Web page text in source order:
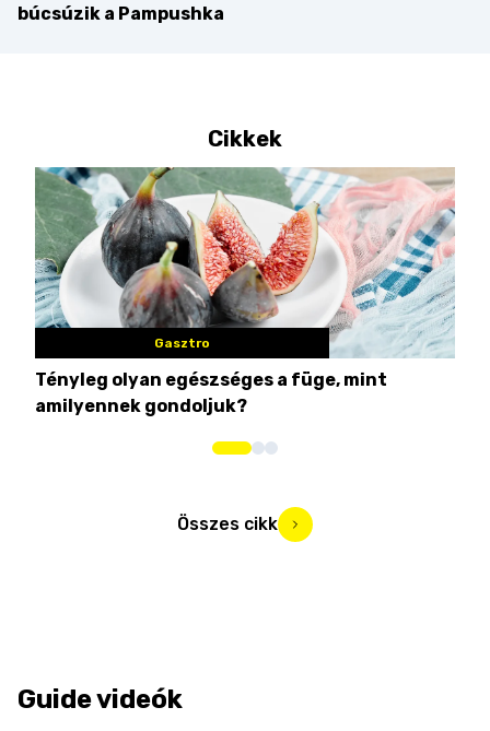
búcsúzik a Pampushka
Cikkek
Gasztro
Tényleg olyan egészséges a füge, mint
amilyennek gondoljuk?
Összes cikk
Guide videók